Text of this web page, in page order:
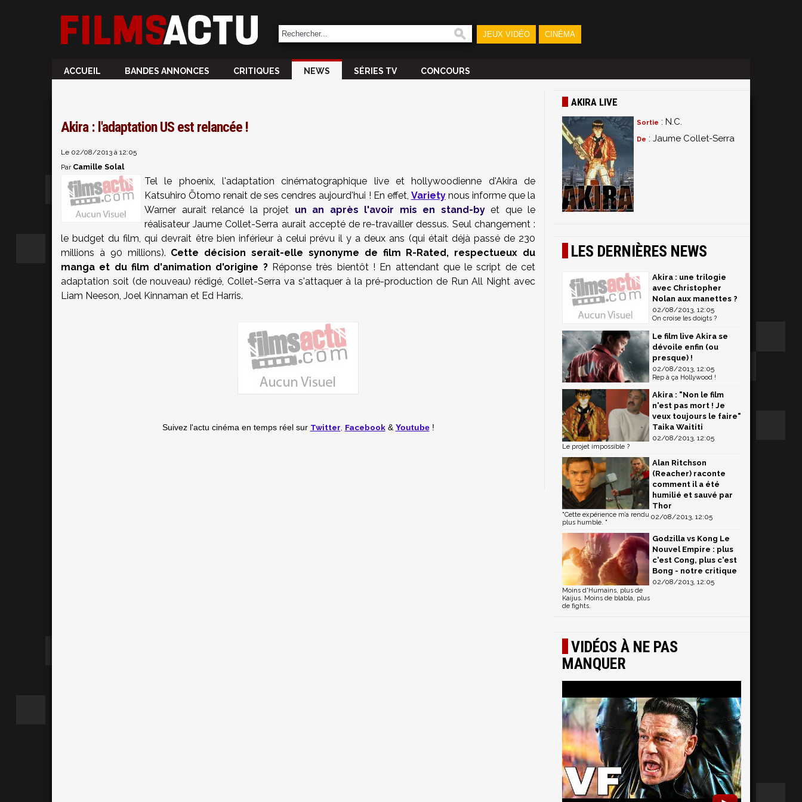
JEUX VIDÉO CINÉMA
ACCUEIL BANDES ANNONCES CRITIQUES NEWS SÉRIES TV CONCOURS
Akira : l'adaptation US est relancée !
Le 02/08/2013 à 12:05
Par Camille Solal
Tel le phoenix, l'adaptation cinématographique live et hollywoodienne d'Akira de
Katsuhiro Ōtomo renait de ses cendres aujourd'hui ! En effet, Varietynous informe que la
Warner aurait relancé la projet un an après l'avoir mis en stand-byet que le
réalisateur Jaume Collet-Serra aurait accepté de re-travailler dessus. Seul changement :
le budget du film, qui devrait être bien inférieur à celui prévu il y a deux ans (qui était déjà passé de 230
millions à 90 millions). Cette décision serait-elle synonyme de film R-Rated, respectueux du
manga et du film d'animation d'origine ?Réponse très bientôt ! En attendant que le script de cet
adaptation soit (de nouveau) rédigé, Collet-Serra va s'attaquer à la pré-production de Run All Night avec
Liam Neeson, Joel Kinnaman et Ed Harris.
Suivez l'actu cinéma en temps réel sur Twitter Facebook& Youtube!
AKIRA LIVE
Sortie : N.C.
De : Jaume Collet-Serra
LES DERNIÈRES NEWS
Akira : une trilogie
avec Christopher
Nolan aux manettes ?
02/08/2013, 12:05
On croise les doigts ?
Le film live Akira se
dévoile enfin (ou
presque) !
02/08/2013, 12:05
Rep à ça Hollywood !
Akira : "Non le film
n'est pas mort ! Je
veux toujours le faire"
Taika Waititi
02/08/2013, 12:05
Le projet impossible ?
Alan Ritchson
(Reacher) raconte
comment il a été
humilié et sauvé par
Thor
02/08/2013, 12:05
"Cette expérience m’a rendu
plus humble. "
Godzilla vs Kong Le
Nouvel Empire : plus
c'est Cong, plus c'est
Bong - notre critique
02/08/2013, 12:05
Moins d'Humains, plus de
Kaijus. Moins de blabla, plus
de fights.
VIDÉOS À NE PAS
MANQUER